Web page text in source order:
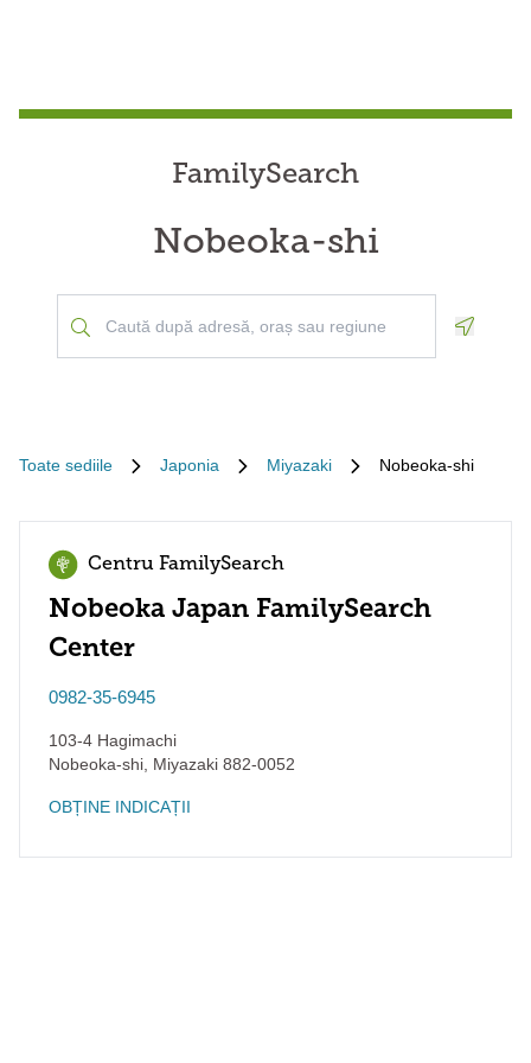
FamilySearch
Nobeoka-shi
Toate sediile Japonia Miyazaki Nobeoka-shi
Centru FamilySearch
Nobeoka Japan FamilySearch
Center
0982-35-6945
103-4 Hagimachi
Nobeoka-shi Miyazaki 882-0052
OBȚINE INDICAȚII